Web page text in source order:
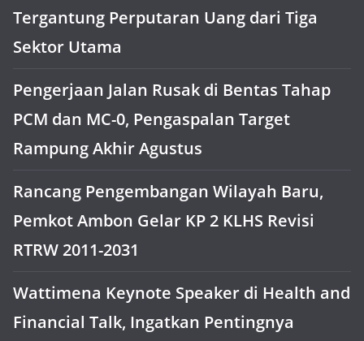
Tergantung Perputaran Uang dari Tiga
Sektor Utama
Pengerjaan Jalan Rusak di Bentas Tahap
PCM dan MC-0, Pengaspalan Target
Rampung Akhir Agustus
Rancang Pengembangan Wilayah Baru,
Pemkot Ambon Gelar KP 2 KLHS Revisi
RTRW 2011-2031
Wattimena Keynote Speaker di Health and
Financial Talk, Ingatkan Pentingnya